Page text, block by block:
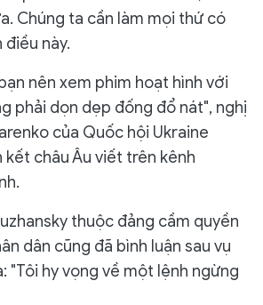
Chúng ta cần làm mọi thứ có
này.
nên xem phim hoạt hình với
phải dọn dẹp đống đổ nát", nghị
của Quốc hội Ukraine
châu Âu viết trên kênh
thuộc đảng cầm quyền
dân cũng đã bình luận sau vụ
"Tôi hy vọng về một lệnh ngừng